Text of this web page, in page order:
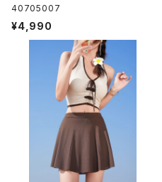
40705007
¥4,990